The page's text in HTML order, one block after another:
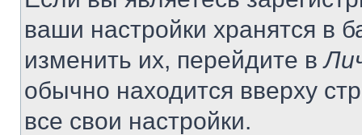
ваши настройки хранятся в
изменить их, перейдите в
обычно находится вверху
все свои настройки.